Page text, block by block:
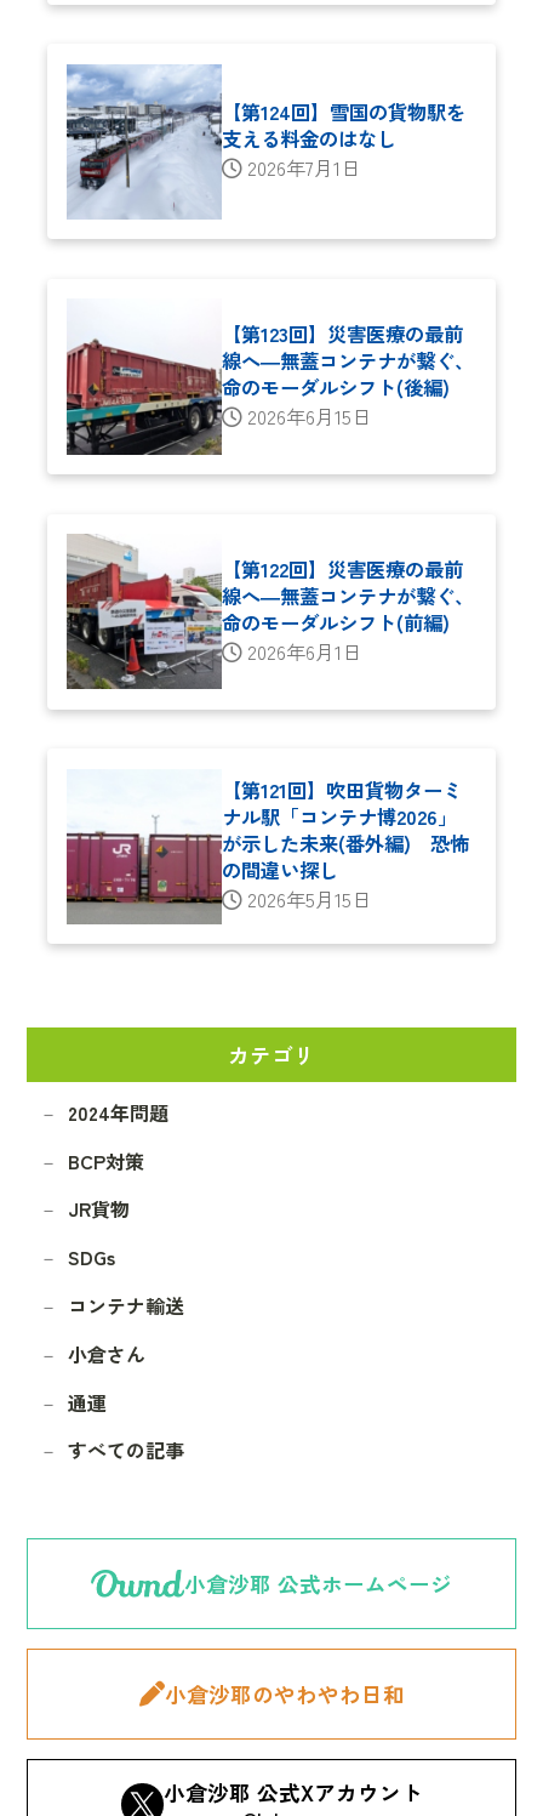
【第124回】雪国の貨物駅を
支える料金のはなし
2026年7月1日
【第123回】災害医療の最前
線へ―無蓋コンテナが繋ぐ、
命のモーダルシフト(後編)
2026年6月15日
【第122回】災害医療の最前
線へ―無蓋コンテナが繋ぐ、
命のモーダルシフト(前編)
2026年6月1日
【第121回】吹田貨物ターミ
ナル駅「コンテナ博2026」
が示した未来(番外編) 恐怖
の間違い探し
2026年5月15日
カテゴリ
2024年問題
BCP対策
JR貨物
SDGs
コンテナ輸送
小倉さん
通運
すべての記事
小倉沙耶 公式ホームページ
小倉沙耶のやわやわ日和
小倉沙耶 公式Xアカウント